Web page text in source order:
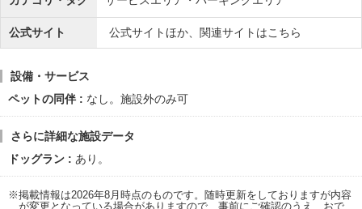
公式サイト 公式サイトほか、関連サイトはこちら
設備・サービス
ペットの同伴
なし。施設外のみ可
さらに詳細な施設データ
ドッグラン
あり。
※掲載情報は2026年8月時点のものです。随時更新をしておりますが内容
が変更となっている場合がありますので、事前にご確認のうえ、おで